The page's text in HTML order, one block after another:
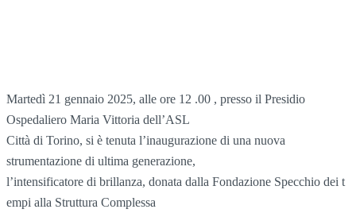
Martedì 21 gennaio 2025, alle ore 12 .00 , presso il Presidio
Ospedaliero Maria Vittoria dell’ASL
Città di Torino, si è tenuta l’inaugurazione di una nuova
strumentazione di ultima generazione,
l’intensificatore di brillanza, donata dalla Fondazione Specchio dei t
empi alla Struttura Complessa